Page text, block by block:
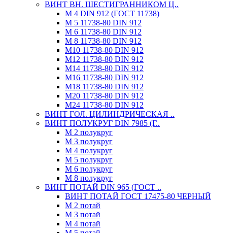
ВИНТ ВН. ШЕСТИГРАННИКОМ Ц..
М 4 DIN 912 (ГОСТ 11738)
М 5 11738-80 DIN 912
М 6 11738-80 DIN 912
М 8 11738-80 DIN 912
М10 11738-80 DIN 912
М12 11738-80 DIN 912
М14 11738-80 DIN 912
М16 11738-80 DIN 912
М18 11738-80 DIN 912
М20 11738-80 DIN 912
М24 11738-80 DIN 912
ВИНТ ГОЛ. ЦИЛИНДРИЧЕСКАЯ ..
ВИНТ ПОЛУКРУГ DIN 7985 (Г..
М 2 полукруг
М 3 полукруг
М 4 полукруг
М 5 полукруг
М 6 полукруг
М 8 полукруг
ВИНТ ПОТАЙ DIN 965 (ГОСТ ..
ВИНТ ПОТАЙ ГОСТ 17475-80 ЧЕРНЫЙ
М 2 потай
М 3 потай
М 4 потай